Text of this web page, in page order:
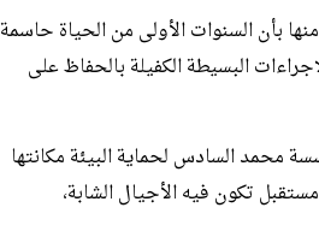
بأن السنوات الأولى من الحياة حاسمة
البسيطة الكفيلة بالحفاظ على
محمد السادس لحماية البيئة مكانتها
تكون فيه الأجيال الشابة،